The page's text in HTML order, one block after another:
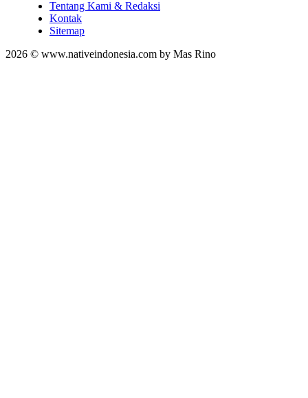
Tentang Kami & Redaksi
Kontak
Sitemap
2026 © www.nativeindonesia.com by Mas Rino